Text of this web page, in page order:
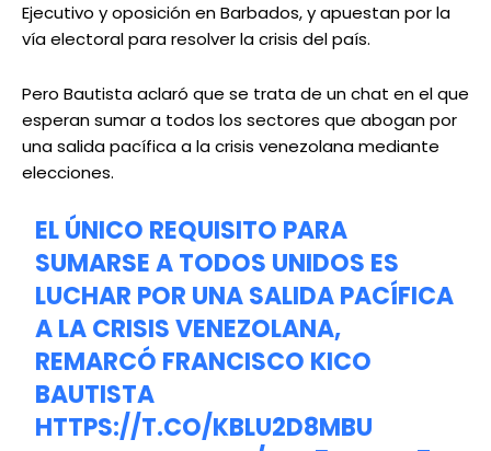
Ejecutivo y oposición en Barbados, y apuestan por la
vía electoral para resolver la crisis del país.
Pero Bautista aclaró que se trata de un chat en el que
esperan sumar a todos los sectores que abogan por
una salida pacífica a la crisis venezolana mediante
elecciones.
EL ÚNICO REQUISITO PARA
SUMARSE A TODOS UNIDOS ES
LUCHAR POR UNA SALIDA PACÍFICA
A LA CRISIS VENEZOLANA,
REMARCÓ FRANCISCO KICO
BAUTISTA
HTTPS://T.CO/KBLU2D8MBU